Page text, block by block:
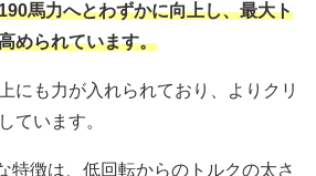
馬力へとわずかに向上し、最大ト
められています。
にも力が入れられており、よりクリ
ています。
特徴は、低回転からのトルクの太さ